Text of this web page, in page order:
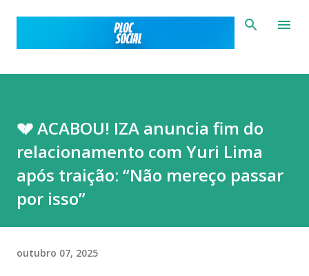
Pular para o conteúdo principal
💔 ACABOU! IZA anuncia fim do
relacionamento com Yuri Lima
após traição: “Não mereço passar
por isso”
outubro 07, 2025